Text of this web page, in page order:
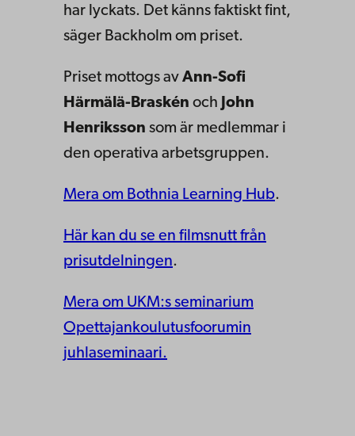
har lyckats. Det känns faktiskt fint,
säger Backholm om priset.
Priset mottogs av Ann-Sofi
Härmälä-Braskén och John
Henriksson som är medlemmar i
den operativa arbetsgruppen.
Mera om Bothnia Learning Hub.
Här kan du se en filmsnutt från
prisutdelningen.
Mera om UKM:s seminarium
Opettajankoulutusfoorumin
juhlaseminaari.